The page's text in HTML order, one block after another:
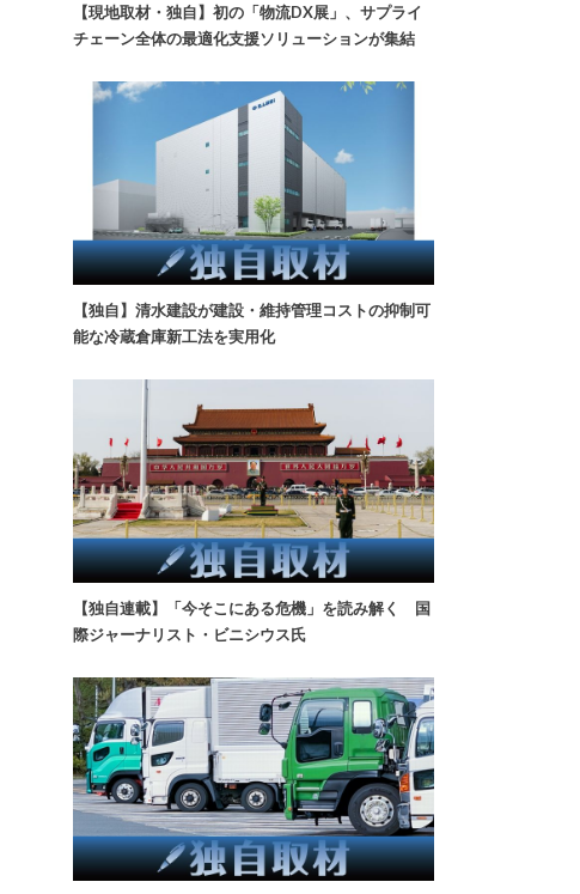
【現地取材・独自】初の「物流DX展」、サプライ
チェーン全体の最適化支援ソリューションが集結
【独自】清水建設が建設・維持管理コストの抑制可
能な冷蔵倉庫新工法を実用化
【独自連載】「今そこにある危機」を読み解く 国
際ジャーナリスト・ビニシウス氏